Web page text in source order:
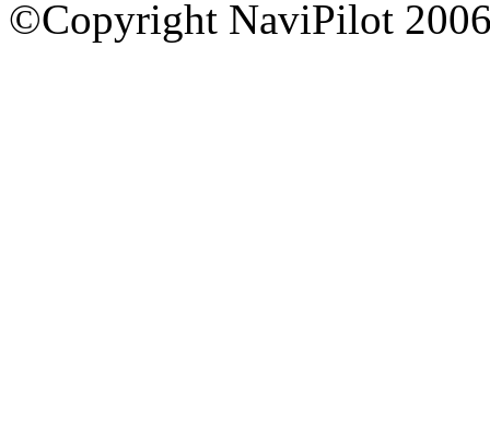
©Copyright NaviPilot